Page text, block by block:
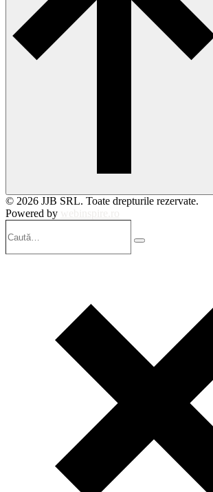
© 2026 JJB SRL. Toate drepturile rezervate.
Powered by
Search